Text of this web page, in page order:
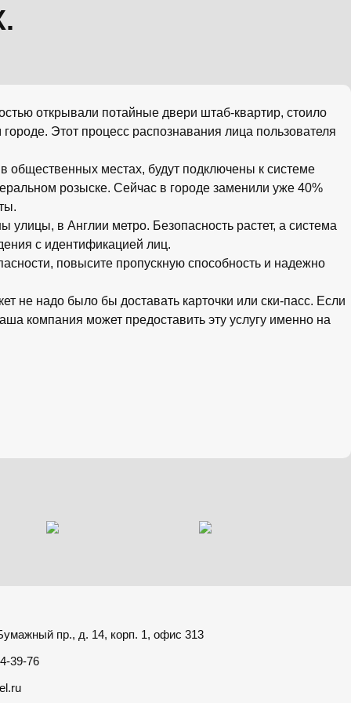
открывали потайные двери штаб-квартир, стоило
Этот процесс распознавания лица пользователя
местах, будут подключены к системе
розыске. Сейчас в городе заменили уже 40%
в Англии метро. Безопасность растет, а система
с идентификацией лиц.
повысите пропускную способность и надежно
не надо было бы доставать карточки или ски-пасс. Если
компания может предоставить эту услугу именно на
пр., д. 14, корп. 1, офис 313
39-76